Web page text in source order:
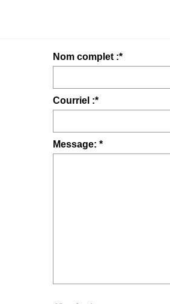
Nom complet :*
Courriel :*
Message: *